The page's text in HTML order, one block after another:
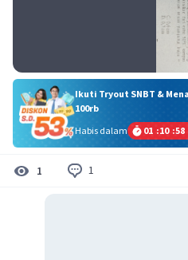
Ikuti Tryout SNBT &
100rb
Habis dalam
01 :10 :58
1 1